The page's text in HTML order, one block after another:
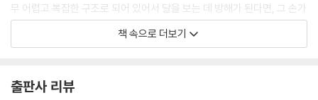
선불교 법계와 구산선문 관계도
구산선문 발생지와 관련 사찰·사지·유물 전도
무 어렵고 복잡한 구조로 되어 있어서 달을 보는 데 방해가 된다면, 그 손가
락을 잘라 버려야 한다. 그런 단호함이 선에 담겨 있다. --- p.16
의 불교는 어떻게 되었을까? 아마도 선불교와 만나기까지 더 오랜 시간을
책 속으로 더보기
출판사 리뷰